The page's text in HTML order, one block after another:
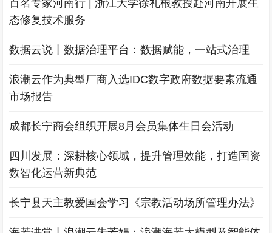
百名专家河南行 | 浙江大学徐礼根教授赴河南开展生
态修复技术服务
数据云说丨数据治理平台：数据赋能，一站式治理
浪潮云作为典型厂商入选IDC数字政府数据要素流通
市场报告
成都长宁商会组织开展8月会员集体生日会活动
四川发展：深耕核心领域，提升管理效能，打造国资
数智化运营新典范
长宁县天主教爱国会学习《宗教活动场所管理办法》